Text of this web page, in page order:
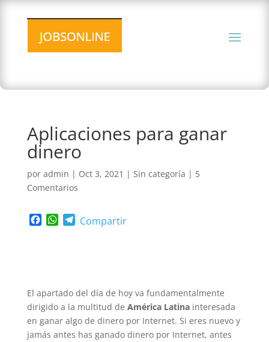
Aplicaciones para ganar
dinero
por admin | Oct 3, 2021 | Sin categoría | 5
Comentarios
o
k
W
p
p
a
m
Compartir
El apartado del día de hoy va fundamentalmente
dirigido a la multitud de América Latinainteresada
en ganar algo de dinero por Internet. Si eres nuevo y
jamás antes has ganado dinero por Internet, antes